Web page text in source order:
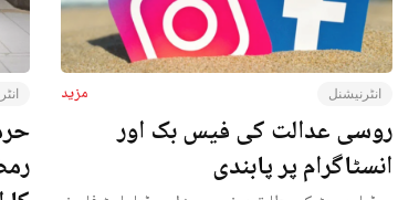
انٹرنیشنل مزید
روسی عدالت کی فیس بک اور
انسٹاگرام پر پابندی